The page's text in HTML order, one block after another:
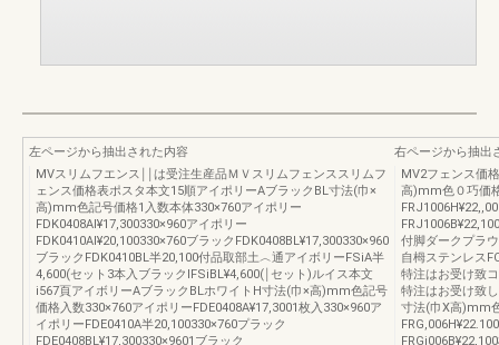
左ページから抽出された内容
MVスリムフエンス￨￨は受注生産品ＭＶスリムフェンススリムフ
ェンス価格表ポスタ本文15順アイポリーAブラックBL寸法(巾×
高)mm色記号価格1入数本体330×760アイポリー
FDK0408AI¥17,300330×960アイポリー
FDK0410AI¥20,100330×760ブラックFDK0408BL¥17,300330×960
ブラックFDK0410BL半20,100付品取部土︿通アイボリーFSiA半
4,600(セット3本入ブラックIFSiBL¥4,600(￨セット)ルイス本文
i567頁アイボリーAブラックBLホワイトH寸法(巾×高)mm色記号
価格入数330×760アイポリーFDE0408A¥17,3001枚入330×960ア
イポリーFDE0410A半20,100330×760プラック
FDE0408BL¥17,300330×9601ブラック
右ページから抽出
MV2フェンス価
高)mm色０巧価
付脚ダークプラ
自栂ステンレス
特注はお受け致
特注はお受け致
寸法(巾X高)mm